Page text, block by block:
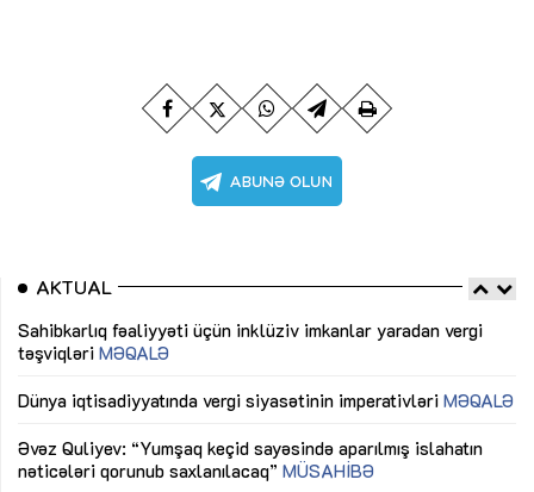
AKTUAL
Sahibkarlıq fəaliyyəti üçün inklüziv imkanlar yaradan vergi
təşviqləri MƏQALƏ
Dünya iqtisadiyyatında vergi siyasətinin imperativləri MƏQALƏ
Əvəz Quliyev: “Yumşaq keçid sayəsində aparılmış islahatın
nəticələri qorunub saxlanılacaq” MÜSAHİBƏ